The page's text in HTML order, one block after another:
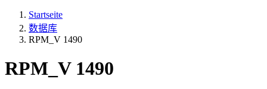
Startseite
数据库
RPM_V 1490
RPM_V 1490